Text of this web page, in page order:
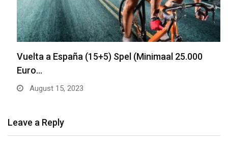
Vuelta a España (15+5) Spel (Minimaal 25.000
Euro…
August 15, 2023
Leave a Reply